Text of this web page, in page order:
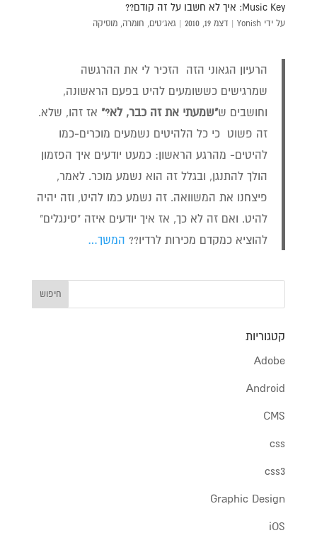
Music Key: איך לא חשבו על זה קודם??
על ידי Yonish
| דצמ 19, 2010 | גאג'טים חומרה, מוסיקה
הרעיון הגאוני הזה הזכיר לי את ההרגשה
שמרגישים כששומעים להיט בפעם הראשונה,
וחושבים ש"שמעתי את זה כבר, לא?" אז זהו, שלא.
זה פשוט כי כל הלהיטים נשמעים מוכרים-כמו
להיטים- מהרגע הראשון: כמעט יודעים איך הפזמון
הולך להתנגן, ובגלל זה הוא נשמע מוכר. לאמר,
פיצחנו את המשוואה. זה נשמע כמו להיט, וזה יהיה
להיט. ואם זה לא כך, אז איך יודעים איזה "סינגלים"
להוציא כמקדם מכירות לרדיו?? המשך…
קטגוריות
Adobe
Android
CMS
css
css3
Graphic Design
iOS